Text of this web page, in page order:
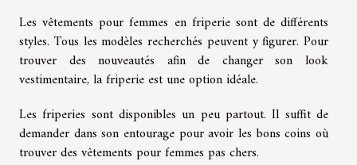
Les vêtements pour femmes en friperie sont de différents
styles. Tous les modèles recherchés peuvent y figurer. Pour
trouver des nouveautés afin de changer son look
vestimentaire, la friperie est une option idéale.
Les friperies sont disponibles un peu partout. Il suffit de
demander dans son entourage pour avoir les bons coins où
trouver des vêtements pour femmes pas chers.